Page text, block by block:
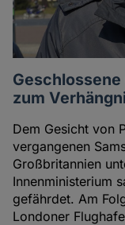
zum
Dem Gesicht von
vergangenen
Großbritannien
Innenministerium
gefährdet. Am
Londoner